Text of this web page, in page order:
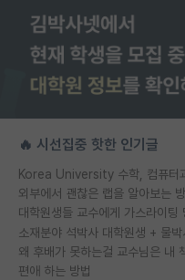
🔥 시선집중 핫한 인기글
외부에서 괜찮은 랩을 알아보는
소재분야 석박사 대학원생 + 물
편애 하는 방법